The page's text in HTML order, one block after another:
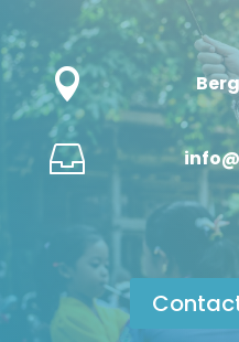

